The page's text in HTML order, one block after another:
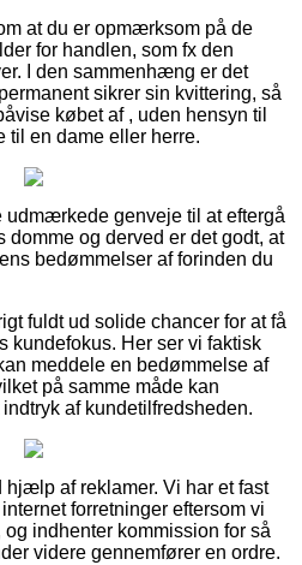
at du er opmærksom på de
for handlen, som fx den
I den sammenhæng er det
sikrer sin kvittering, så
købet af , uden hensyn til
til en dame eller herre.
genveje til at eftergå
og derved er det godt, at
bedømmelser af forinden du
fuldt ud solide chancer for at få
kundefokus. Her ser vi faktisk
meddele en bedømmelse af
på samme måde kan
af kundetilfredsheden.
hjælp af reklamer. Vi har et fast
forretninger eftersom vi
indhenter kommission for så
videre gennemfører en ordre.